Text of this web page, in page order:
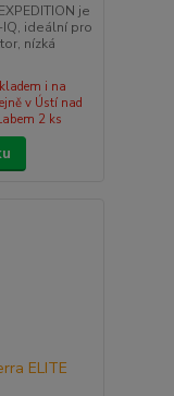
je
ideální pro
nízká
i na
v Ústí nad
2 ks